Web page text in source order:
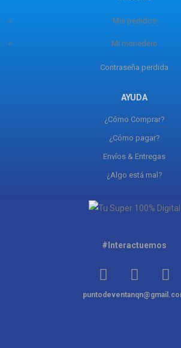
Mis pedidos
Mi monedero
Contraseña perdida
AYUDA
¿Cómo Comprar?
¿Cómo pagar?
Envíos & Entregas
¿Algo está mal?
#Interactuemos